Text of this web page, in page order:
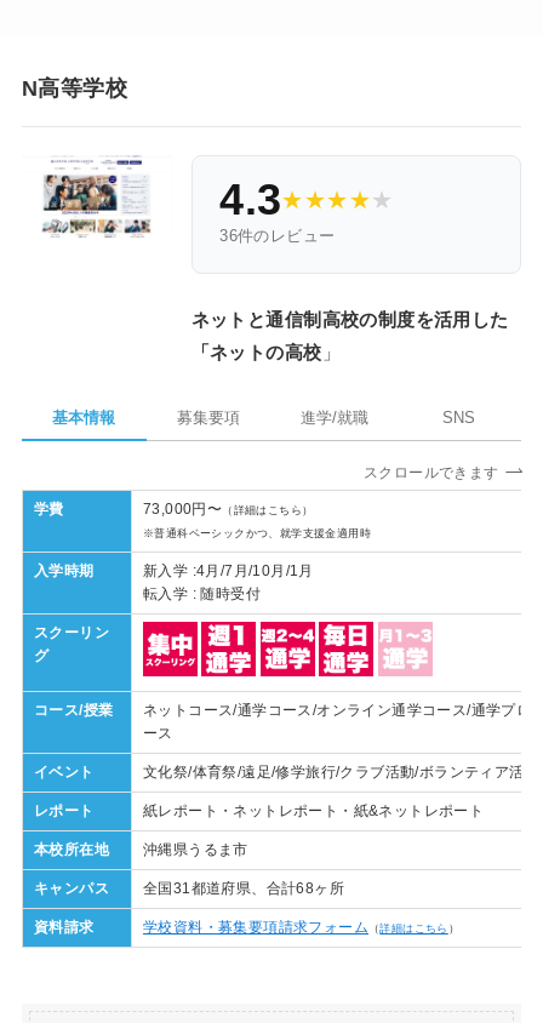
N高等学校
4.3★★★★★
36件のレビュー
ネットと通信制高校の制度を活用した
「ネットの高校 」
基本情報 募集要項 進学/就職 SNS
スクロールできます
学費 73,000円〜 （詳細はこちら）
※普通科ベーシックかつ、就学支援金適用時
入学時期
新入学 :4月/7月/10月/1月
転入学 : 随時受付
スクーリン
グ
コース/授業
ネットコース/通学コース/オンライン通学コース/通学プロ
ース
イベント 文化祭/体育祭/遠足/修学旅行/クラブ活動/ボランティア活
レポート 紙レポート・ネットレポート・紙&ネットレポート
本校所在地 沖縄県うるま市
キャンパス 全国31都道府県、合計68ヶ所
資料請求 学校資料・募集要項請求フォーム （詳細はこちら ）